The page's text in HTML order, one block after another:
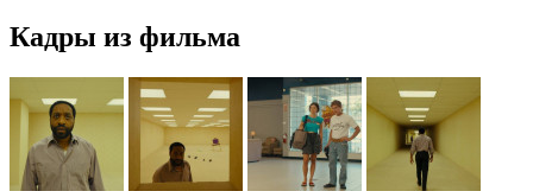
Кадры из фильма